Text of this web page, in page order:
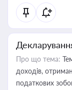
Про що тема:
доходів,
податкових